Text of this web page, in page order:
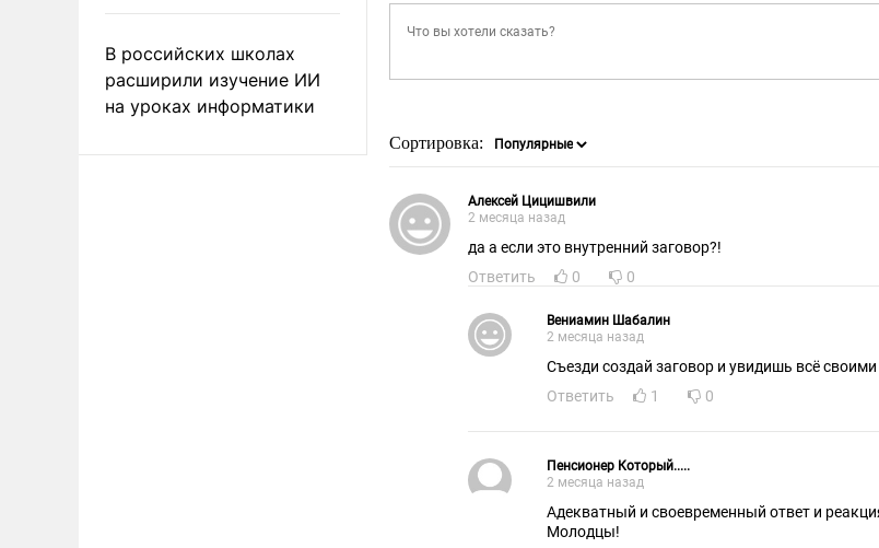
В российских школах
расширили изучение ИИ
на уроках информатики
Сортировка:
Алексей Цицишвили
2 месяца назад
да а если это внутренний заговор?!
Ответить
0 0
Вениамин Шабалин
2 месяца назад
Съезди создай заговор и увидишь всё
Ответить
1 0
Пенсионер Который.....
2 месяца назад
Адекватный и своевременный ответ и
Молодцы!